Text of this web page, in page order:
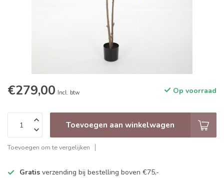
€279,00 Incl. btw Op voorraad
Toevoegen aan winkelwagen
Toevoegen om te vergelijken
Gratis verzending bij bestelling boven €75,-